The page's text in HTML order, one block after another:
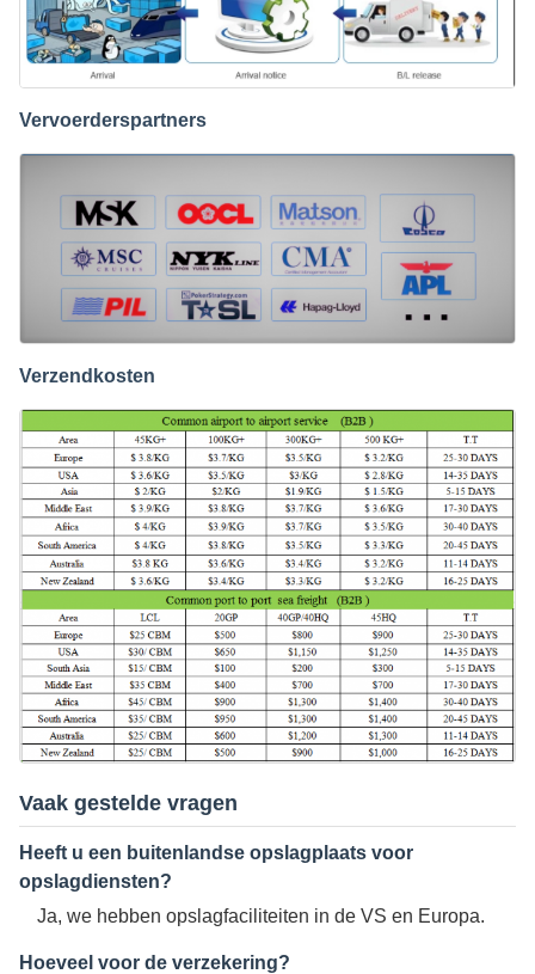
Vervoerderspartners
Verzendkosten
Vaak gestelde vragen
Heeft u een buitenlandse opslagplaats voor
opslagdiensten?
Ja, we hebben opslagfaciliteiten in de VS en Europa.
Hoeveel voor de verzekering?